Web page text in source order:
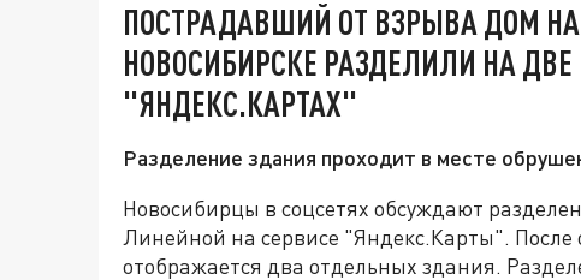
ПОСТРАДАВШИЙ ОТ ВЗРЫВА ДОМ
НОВОСИБИРСКЕ РАЗДЕЛИЛИ НА ДВЕ
"ЯНДЕКС.КАРТАХ"
Разделение здания проходит в месте
Новосибирцы в соцсетях обсуждают
Линейной на сервисе "Яндекс.Карты".
отображается два отдельных здания.